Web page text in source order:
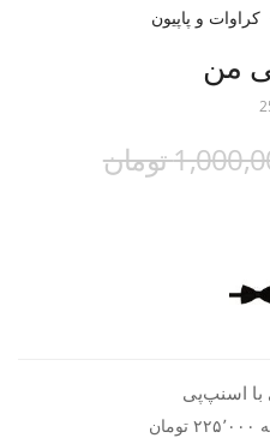
کراوات و پاپیون
من
تومان
اسنپ‌پی